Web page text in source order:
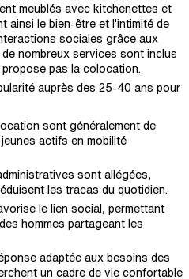
meublés avec kitchenettes et
ainsi le bien-être et l'intimité de
sociales grâce aux
nombreux services sont inclus
pas la colocation.
auprès des 25-40 ans pour
sont généralement de
actifs en mobilité
sont allégées,
les tracas du quotidien.
le lien social, permettant
hommes partageant les
adaptée aux besoins des
un cadre de vie confortable